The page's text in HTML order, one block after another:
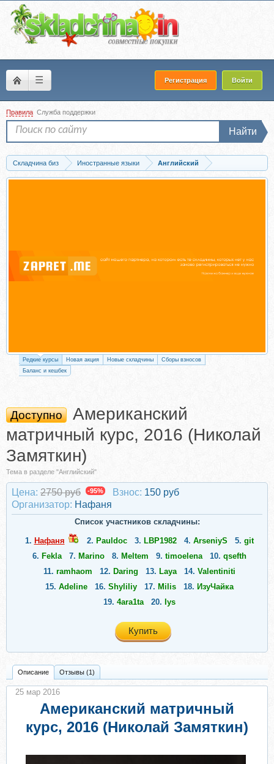
☰ Регистрация Войти
Правила Служба поддержки
Найти
Складчина биз Иностранные языки
Английский
Скачать Американский матричный курс, 2016 (Николай Замяткин)
Редкие курсы Новая акция Новые складчины
Сборы взносов
Баланс и кешбек
Доступно
Американский
матричный курс, 2016 (Николай
Замяткин)
Тема в разделе "Английский"
Цена: 2750 руб -95% Взнос: 150 руб
Организатор: Нафаня
Список участников складчины:
1. Нафаня 2. Pauldoc 3. LBP1982 4. ArseniyS 5. git
6. Fekla 7. Marino 8. Meltem 9. timoelena 10. qsefth
11. ramhaom 12. Daring 13. Laya 14. Valentiniti
15. Adeline 16. Shyliliy 17. Milis 18. ИзуЧайка
19. 4ara1ta 20. Iys
Купить
Описание Отзывы (1)
Американский матричный
курс, 2016 (Николай Замяткин)
25 мар 2016